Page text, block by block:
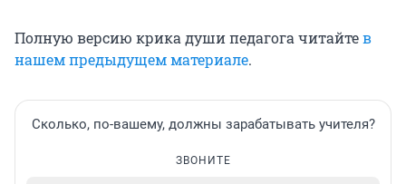
Полную версию крика души педагога читайтев
нашем предыдущем материале.
Сколько, по-вашему, должны зарабатывать учителя?
ЗВОНИТЕ